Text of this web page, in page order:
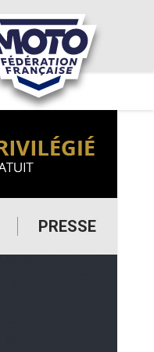
PRESSE
NEVERS MAGNY-COURS (58)
2026